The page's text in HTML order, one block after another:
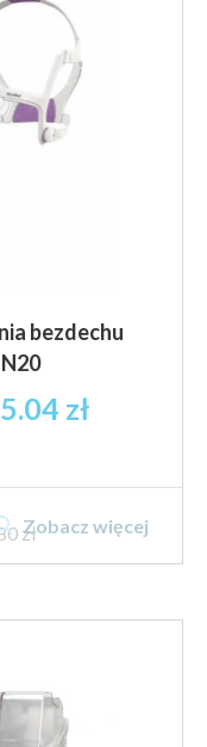
na
stronie
produktu
bezdechu
złZakres
119.00
brutto
do
brutto
zł
produkt
ma
wariantów.
Zobacz więcej